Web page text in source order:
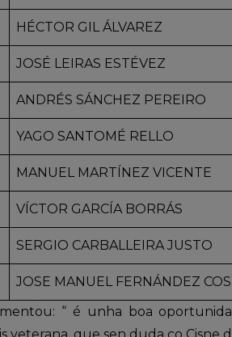
HÉCTOR GIL ÁLVAREZ
JOSÉ LEIRAS ESTÉVEZ
ANDRÉS SÁNCHEZ PEREIRO
YAGO SANTOMÉ RELLO
MANUEL MARTÍNEZ VICENTE
VÍCTOR GARCÍA BORRÁS
SERGIO CARBALLEIRA JUSTO
JOSE MANUEL FERNÁNDEZ
“ é unha boa